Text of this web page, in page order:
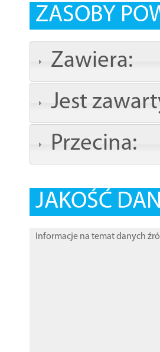
ZASOBY
Zawiera:
Jest
Przecina:
JAKOŚĆ
Informacje na temat danych